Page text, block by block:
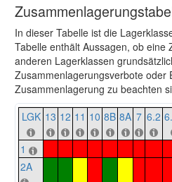
In dieser Tabelle ist die
Tabelle enthält Aussagen, ob eine
anderen Lagerklassen
Zusammenlagerungsverbote oder
Zusammenlagerung zu beachten
LGK 13 12 11 10 8B 8A 7 6.2
1
2A